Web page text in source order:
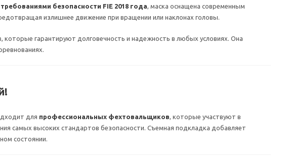
безопасности FIE 2018 года, маска оснащена современным
излишнее движение при вращении или наклонах головы.
гарантируют долговечность и надежность в любых условиях. Она
для профессиональных фехтовальщиков, которые участвуют в
самых высоких стандартов безопасности. Съемная подкладка добавляет
состоянии.